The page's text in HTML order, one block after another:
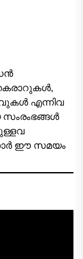
എന്നിവ
ഈ സമയം